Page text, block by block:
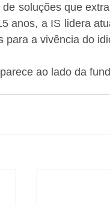
soluções que
anos, a IS lidera
para a vivência do
ao lado da